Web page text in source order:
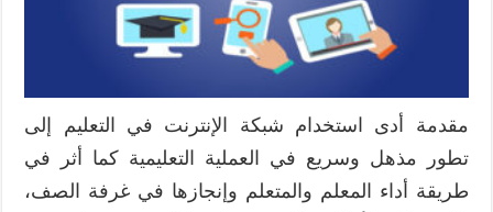
الرقمنة
مغلقة
مقدمة أدى استخدام شبكة الإنترنت في التعليم إلى
تطور مذهل وسريع في العملية التعليمية كما أثر في
طريقة أداء المعلم والمتعلم وإنجازها في غرفة الصف،